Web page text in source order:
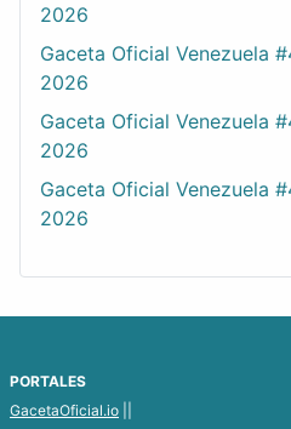
2026
Gaceta Oficial Venezuela
2026
Gaceta Oficial Venezuela
2026
Gaceta Oficial Venezuela
2026
PORTALES
GacetaOficial.io